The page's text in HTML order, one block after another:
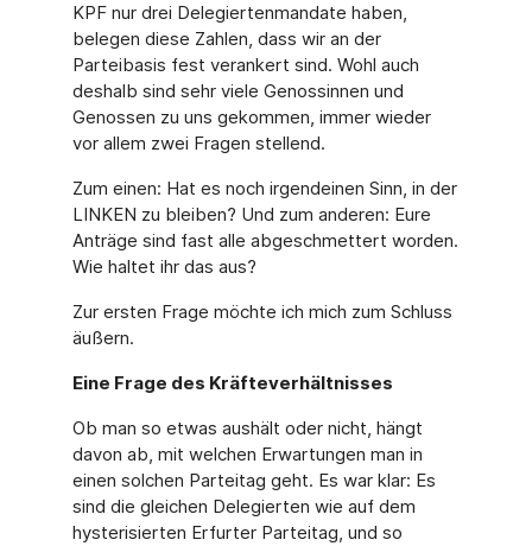
KPF nur drei Delegiertenmandate haben,
belegen diese Zahlen, dass wir an der
Parteibasis fest verankert sind. Wohl auch
deshalb sind sehr viele Genossinnen und
Genossen zu uns gekommen, immer wieder
vor allem zwei Fragen stellend.
Zum einen: Hat es noch irgendeinen Sinn, in der
LINKEN zu bleiben? Und zum anderen: Eure
Anträge sind fast alle abgeschmettert worden.
Wie haltet ihr das aus?
Zur ersten Frage möchte ich mich zum Schluss
äußern.
Eine Frage des Kräfteverhältnisses
Ob man so etwas aushält oder nicht, hängt
davon ab, mit welchen Erwartungen man in
einen solchen Parteitag geht. Es war klar: Es
sind die gleichen Delegierten wie auf dem
hysterisierten Erfurter Parteitag, und so